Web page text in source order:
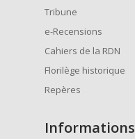
Tribune
e-Recensions
Cahiers de la RDN
Florilège historique
Repères
Informations